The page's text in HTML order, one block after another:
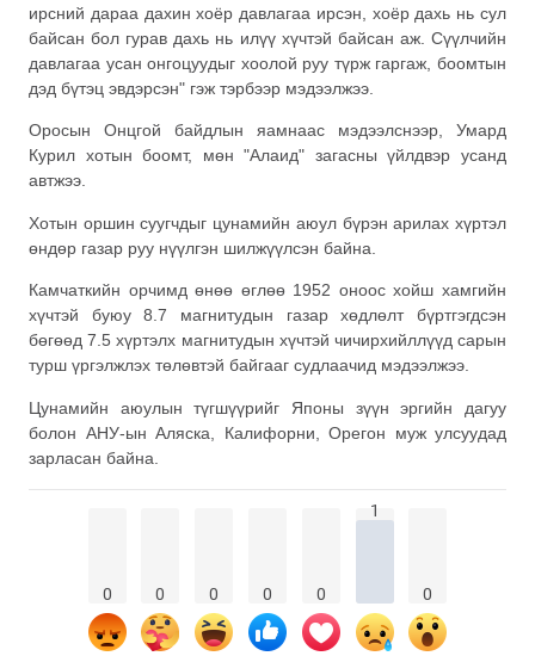
ирсний дараа дахин хоёр давлагаа ирсэн, хоёр дахь нь сул
байсан бол гурав дахь нь илүү хүчтэй байсан аж. Сүүлчийн
давлагаа усан онгоцуудыг хоолой руу түрж гаргаж, боомтын
дэд бүтэц эвдэрсэн" гэж тэрбээр мэдээлжээ.
Оросын Онцгой байдлын яамнаас мэдээлснээр, Умард
Курил хотын боомт, мөн "Алаид" загасны үйлдвэр усанд
автжээ.
Хотын оршин суугчдыг цунамийн аюул бүрэн арилах хүртэл
өндөр газар руу нүүлгэн шилжүүлсэн байна.
Камчаткийн орчимд өнөө өглөө 1952 оноос хойш хамгийн
хүчтэй буюу 8.7 магнитудын газар хөдлөлт бүртгэгдсэн
бөгөөд 7.5 хүртэлх магнитудын хүчтэй чичирхийллүүд сарын
турш үргэлжлэх төлөвтэй байгааг судлаачид мэдээлжээ.
Цунамийн аюулын түгшүүрийг Японы зүүн эргийн дагуу
болон АНУ-ын Аляска, Калифорни, Орегон муж улсуудад
зарласан байна.
0 0 0 0 0
1
0